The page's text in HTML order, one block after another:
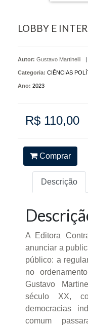
LOBBY E
Autor: Gustavo Martinelli |
Categoria: CIÊNCIAS
Ano: 2023
R$ 110,00
Comprar
Descrição
A Editora
anunciar a
público: a
no
Gustavo
século XX,
democracias
comum